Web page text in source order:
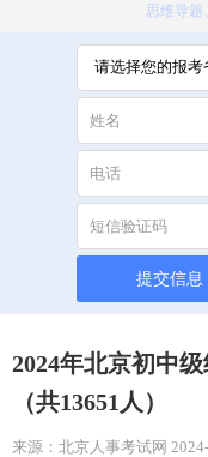
思维导题
提交信息
2024年北京初中
（共13651人）
来源： 北京人事考试网